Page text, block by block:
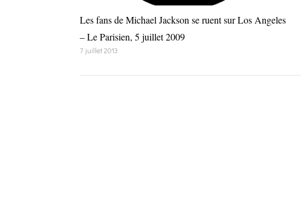
Les fans de Michael Jackson se ruent sur Los Angeles
– Le Parisien, 5 juillet 2009
7 juillet 2013